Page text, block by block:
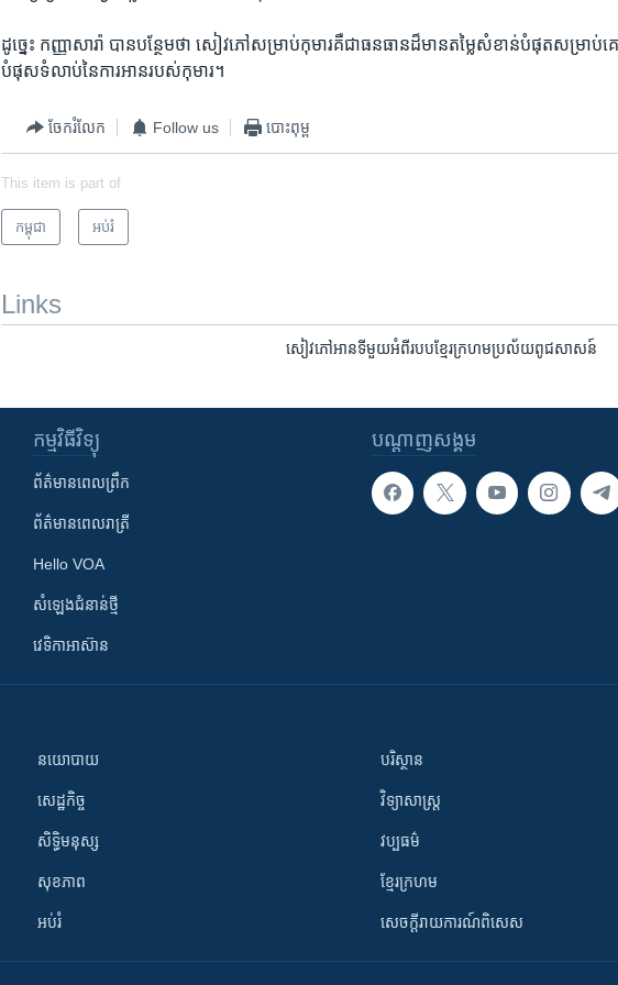
ដូច្នេះ កញ្ញាសារ៉ា បាន​បន្ថែម​ថា សៀវភៅ​សម្រាប់​កុមារ​គឺ​ជា​ធនធាន​ដ៏​មាន​តម្លៃ​សំខាន់​បំផុត​សម្រា
បំផុស​ទំលាប់​នៃ​ការ​អាន​របស់​កុមារ។
ចែករំលែក Follow us បោះពុម្ព
This item is part of
កម្ពុជា អប់រំ
Links
សៀវ​ភៅ​អាន​ទី​មួយ​អំពី​របប​ខ្មែរ​ក្រហម​ប្រល័យ​ពូជ​សាសន៍
បណ្តាញ​សង្គម
កម្មវិធី​វិទ្យុ
ព័ត៌មាន​ពេល​ព្រឹក
ព័ត៌មាន​​ពេល​រាត្រី
Hello VOA
សំឡេង​ជំនាន់​ថ្មី
វេទិកា​អាស៊ាន
នយោបាយ
សេដ្ឋកិច្ច
សិទ្ធិមនុស្ស
សុខភាព
អប់រំ
បរិស្ថាន
វិទ្យាសាស្រ្ត
វប្បធម៌
ខ្មែរក្រហម
សេចក្តីរាយការណ៍ពិសេស